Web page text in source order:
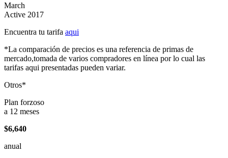
March
Active 2017
Encuentra tu tarifa aqui
*La comparación de precios es una referencia de primas de
mercado,tomada de varios compradores en línea por lo cual las
tarifas aqui presentadas pueden variar.
Otros*
Plan forzoso
a 12 meses
$6,640
anual